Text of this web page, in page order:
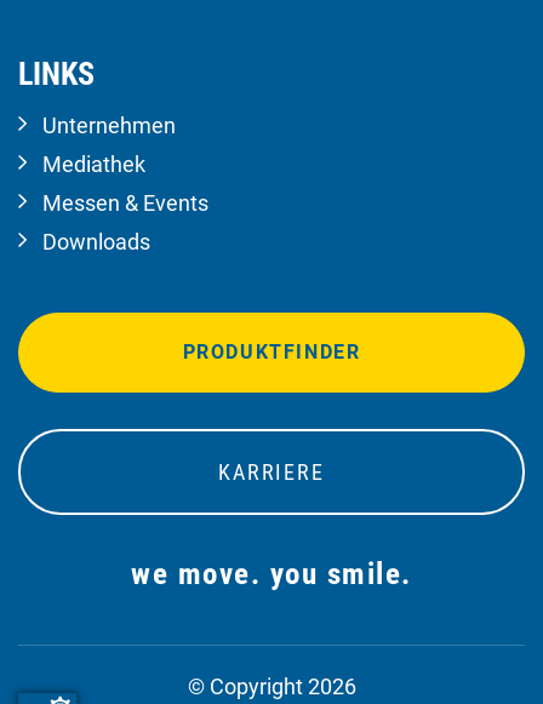
LINKS
Unternehmen
Mediathek
Messen & Events
Downloads
PRODUKTFINDER
KARRIERE
we move. you smile.
© Copyright 2026